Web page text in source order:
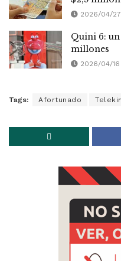
2026/04/27
Quini 6:
millones
2026/04/16
Tags: Afortunado